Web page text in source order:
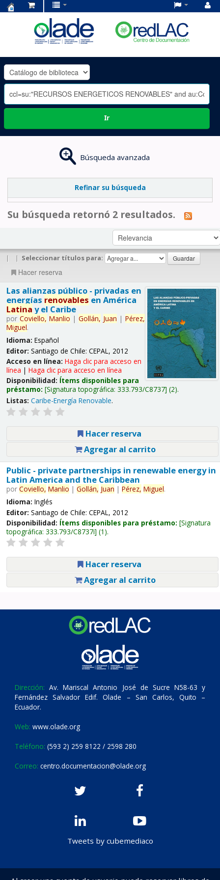
OLADE
-
Ir
Búsqueda avanzada
Refinar su búsqueda
Su búsqueda retornó 2 resultados.
| | Seleccionar títulos para:
Hacer reserva
Las alianzas público - privadas en
energías renovables en América
Latina y el Caribe
por Coviello, Manlio | Gollán, Juan | Pérez,
Miguel.
Idioma: Español
Editor: Santiago de Chile: CEPAL, 2012
Acceso en línea: Haga clic para acceso en
línea | Haga clic para acceso en línea
Disponibilidad: Ítems disponibles para
préstamo: Signatura topográfica: 333.793/C8737 (2).
Listas: Caribe-Energía Renovable.
Hacer reserva
Agregar al carrito
Public - private partnerships in renewable energy in
Latin America and the Caribbean
por Coviello, Manlio | Gollán, Juan | Pérez, Miguel.
Idioma: Inglés
Editor: Santiago de Chile: CEPAL, 2012
Disponibilidad: Ítems disponibles para préstamo: Signatura
topográfica: 333.793/C8737i (1).
Hacer reserva
Agregar al carrito
Dirección: Av. Mariscal Antonio José de Sucre N58-63 y
Fernández Salvador Edif. Olade – San Carlos, Quito –
Ecuador.
Web: www.olade.org
Teléfono: (593 2) 259 8122 / 2598 280
Correo: centro.documentacion@olade.org
Tweets by cubemediaco